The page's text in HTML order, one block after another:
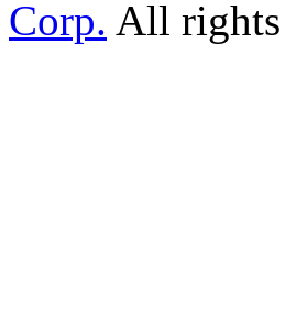
Corp. All rights